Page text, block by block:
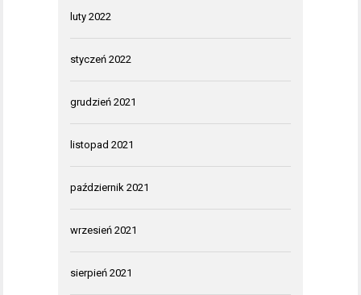
luty 2022
styczeń 2022
grudzień 2021
listopad 2021
październik 2021
wrzesień 2021
sierpień 2021